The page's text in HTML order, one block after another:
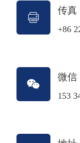
传真
+86
微信
153